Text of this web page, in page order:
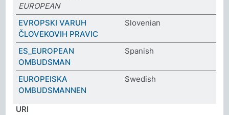
EUROPEAN
EVROPSKI VARUH
ČLOVEKOVIH PRAVIC
Slovenian
ES_EUROPEAN
OMBUDSMAN
Spanish
EUROPEISKA
OMBUDSMANNEN
Swedish
URI